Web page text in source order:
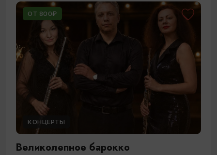
ОТ 800₽
КОНЦЕРТЫ
Великолепное барокко